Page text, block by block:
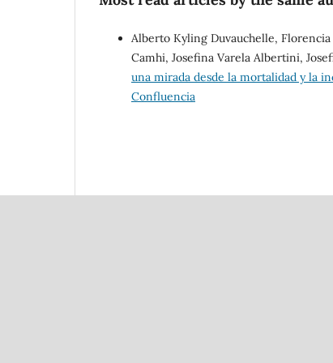
Alberto Kyling Duvauchelle,
Camhi, Josefina Varela Albertini,
una mirada desde la mortalidad y la
Confluencia